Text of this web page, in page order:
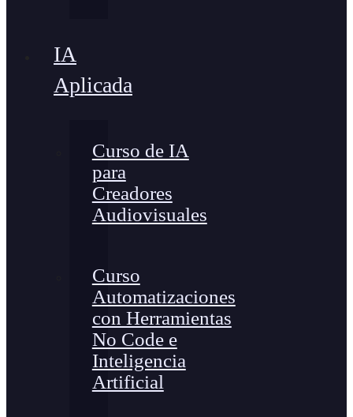
IA
Aplicada
Curso de IA
para
Creadores
Audiovisuales
Curso
Automatizaciones
con Herramientas
No Code e
Inteligencia
Artificial